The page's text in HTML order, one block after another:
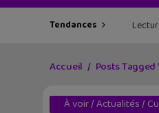
Tendances
Accueil Posts
À voir/Actualités/